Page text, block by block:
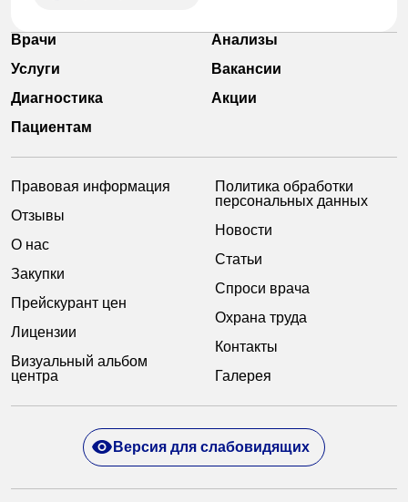
Врачи
Анализы
Услуги
Вакансии
Диагностика
Акции
Пациентам
Правовая информация
Отзывы
О нас
Закупки
Прейскурант цен
Лицензии
Визуальный альбом
центра
Политика обработки
персональных данных
Новости
Статьи
Спроси врача
Охрана труда
Контакты
Галерея
Версия для слабовидящих